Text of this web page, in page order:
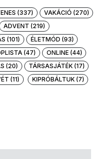
(337)
VAKÁCIÓ (270)
ADVENT (219)
(101)
ÉLETMÓD (93)
(47)
ONLINE (44)
(20)
TÁRSASJÁTÉK (17)
(11)
KIPRÓBÁLTUK (7)